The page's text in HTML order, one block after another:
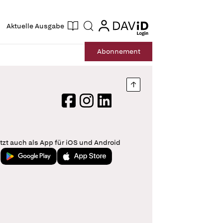
Aktuelle Ausgabe Suche login
login
Abonnement
Nach oben springen
FacebookInstagram
LinkedIn
auch als App für iOS und Android
Jetzt bei Google PlayLaden im App Store